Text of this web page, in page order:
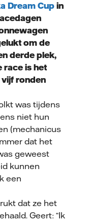
Dream Cup in
om de
derde plek,
race is het
vijf ronden
was tijdens
niet hun
(mechanicus
dat het
geweest
kunnen
een
dat ze het
Geert: “Ik